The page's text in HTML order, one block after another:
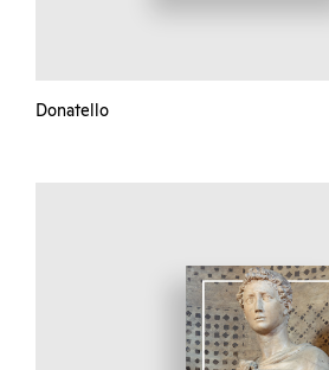
Donatello